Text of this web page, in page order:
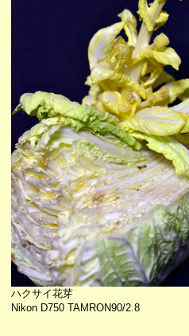
ハクサイ花芽
Nikon D750 TAMRON90/2.8